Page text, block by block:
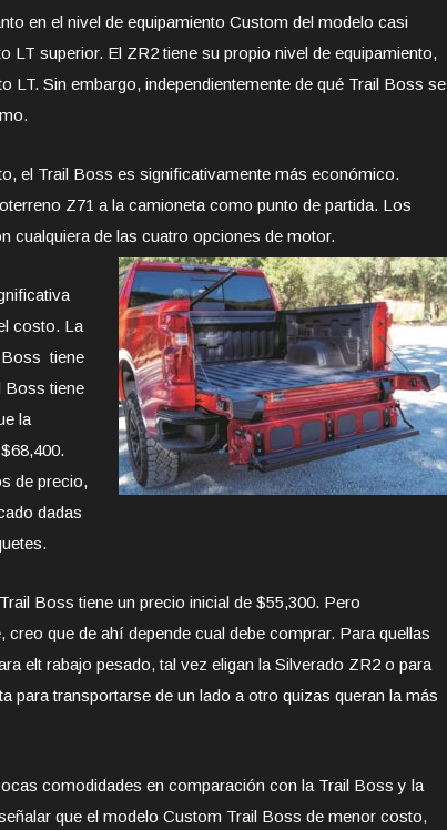
en el nivel de equipamiento Custom del modelo casi
LT superior. El ZR2 tiene su propio nivel de equipamiento,
LT. Sin embargo, independientemente de qué Trail Boss se
el Trail Boss es significativamente más económico.
Z71 a la camioneta como punto de partida. Los
cualquiera de las cuatro opciones de motor.
costo. La
Boss tiene
Boss tiene
la
de precio,
dadas
Boss tiene un precio inicial de $55,300. Pero
creo que de ahí depende cual debe comprar. Para quellas
elt rabajo pesado, tal vez eligan la Silverado ZR2 o para
para transportarse de un lado a otro quizas queran la más
comodidades en comparación con la Trail Boss y la
que el modelo Custom Trail Boss de menor costo,